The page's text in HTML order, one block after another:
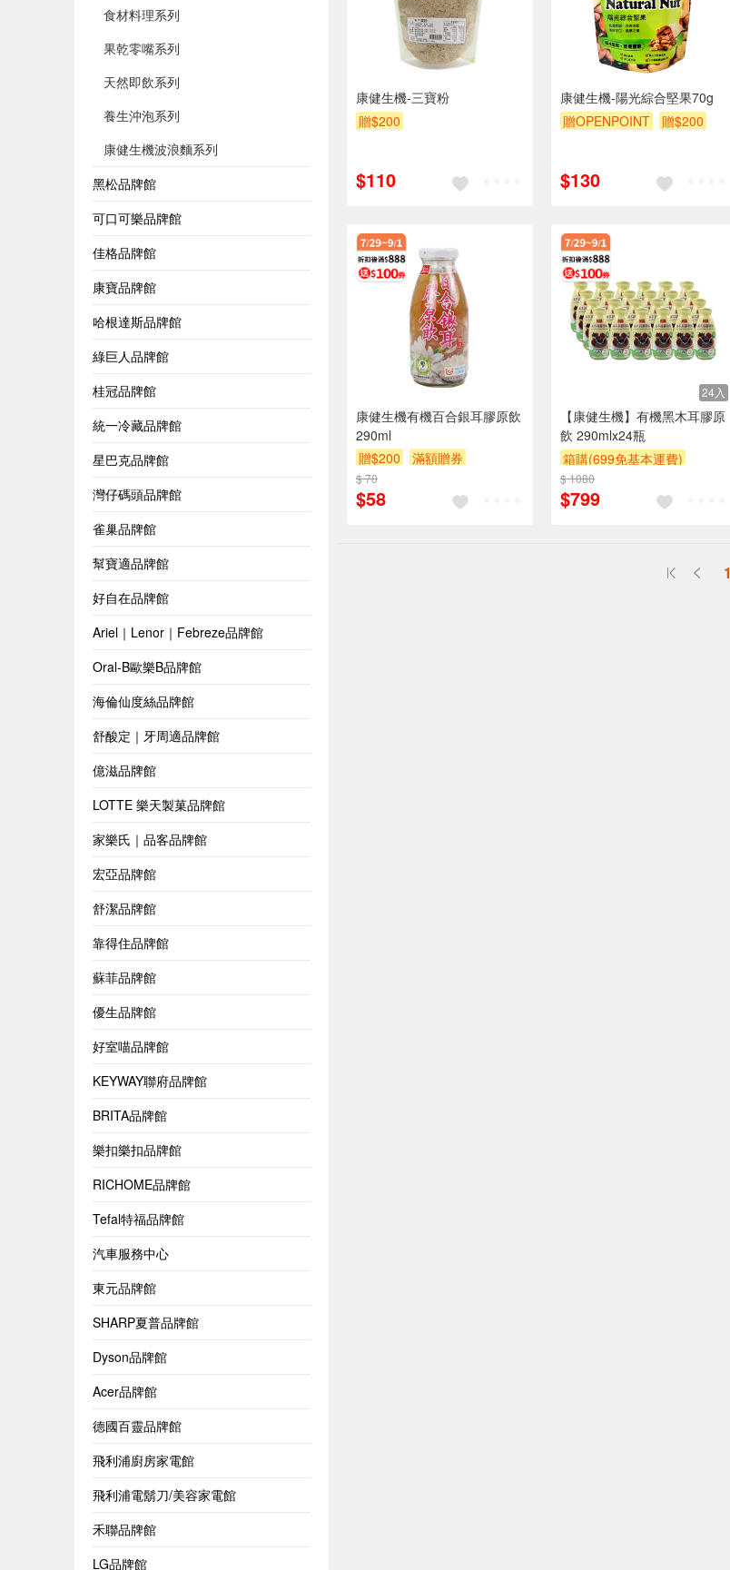
食材料理系列
果乾零嘴系列
天然即飲系列
養生沖泡系列
康健生機波浪麵系列
黑松品牌館
可口可樂品牌館
佳格品牌館
康寶品牌館
哈根達斯品牌館
綠巨人品牌館
桂冠品牌館
統一冷藏品牌館
星巴克品牌館
灣仔碼頭品牌館
雀巢品牌館
幫寶適品牌館
好自在品牌館
Ariel｜Lenor｜Febreze品牌館
Oral-B歐樂B品牌館
海倫仙度絲品牌館
舒酸定｜牙周適品牌館
億滋品牌館
LOTTE 樂天製菓品牌館
家樂氏｜品客品牌館
宏亞品牌館
舒潔品牌館
靠得住品牌館
蘇菲品牌館
優生品牌館
好室喵品牌館
KEYWAY聯府品牌館
BRITA品牌館
樂扣樂扣品牌館
RICHOME品牌館
Tefal特福品牌館
汽車服務中心
東元品牌館
SHARP夏普品牌館
Dyson品牌館
Acer品牌館
德國百靈品牌館
飛利浦廚房家電館
飛利浦電鬍刀/美容家電館
禾聯品牌館
LG品牌館
康健生機-三寶粉
贈$200
$110
康健生機-陽光綜合堅果70g
贈OPENPOINT
贈$200
$130
康健生機有機百合銀耳膠原飲
290ml
贈$200
滿額贈券
$ 70
$58
24入
【康健生機】有機黑木耳膠原
飲 290mlx24瓶
箱購(699免基本運費)
贈OPENPOINT
滿額贈券
$ 1080
$799
1